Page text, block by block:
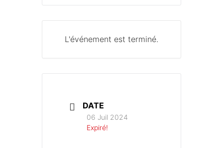
L'événement est terminé.
DATE
06 Juil 2024
Expiré!